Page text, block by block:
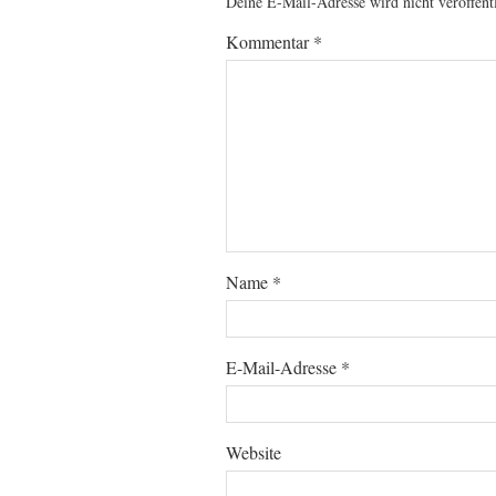
Kommentar*
Name *
E-Mail-Adresse *
Website